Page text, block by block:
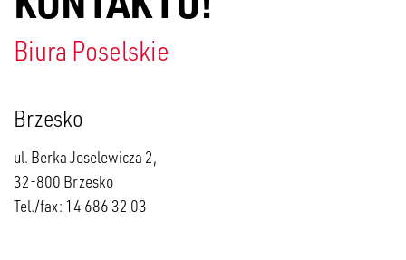
Biura Poselskie
Brzesko
ul. Berka Joselewicza 2,
32-800 Brzesko
Tel./fax: 14 686 32 03